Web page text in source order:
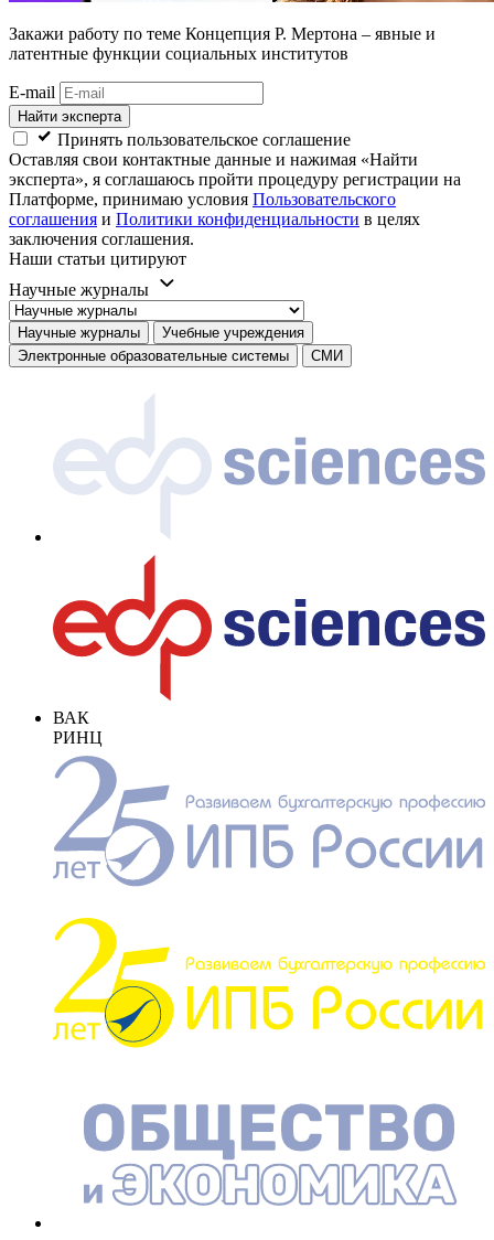
Закажи работу по теме Концепция Р. Мертона – явные и
латентные функции социальных институтов
E-mail
Найти эксперта
Принять пользовательское соглашение
Оставляя свои контактные данные и нажимая «Найти
эксперта», я соглашаюсь пройти процедуру регистрации на
Платформе, принимаю условия Пользовательского
соглашения и Политики конфиденциальности в целях
заключения соглашения.
Наши статьи цитируют
Научные журналы
Научные журналы
Учебные учреждения
Электронные образовательные системы
СМИ
ВАК
РИНЦ